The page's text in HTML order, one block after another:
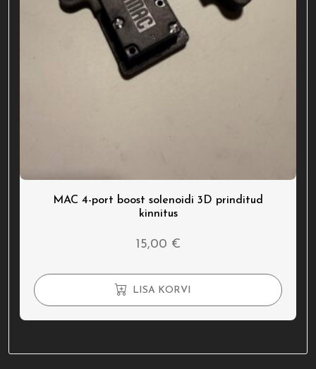
MAC 4-port boost solenoidi 3D prinditud
kinnitus
15,00 €
LISA KORVI